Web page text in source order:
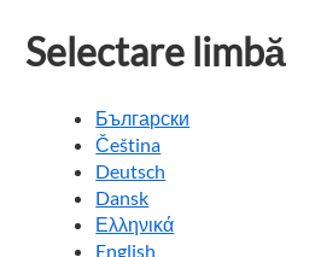
Selectare limbă
Български
Čeština
Deutsch
Dansk
Ελληνικά
English